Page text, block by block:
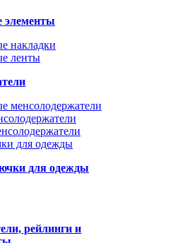
элементы
накладки
ленты
менсолодержатели
для одежды
рейлинги и